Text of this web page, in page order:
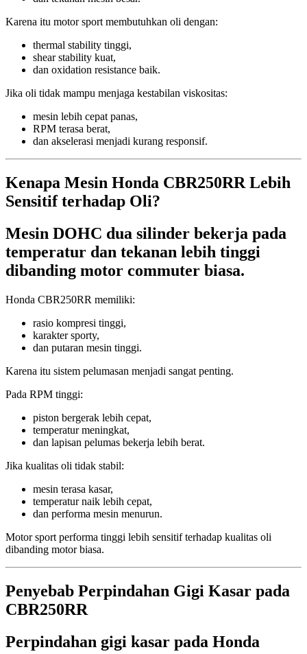
Karena itu motor sport membutuhkan oli dengan:
thermal stability tinggi,
shear stability kuat,
dan oxidation resistance baik.
Jika oli tidak mampu menjaga kestabilan viskositas:
mesin lebih cepat panas,
RPM terasa berat,
dan akselerasi menjadi kurang responsif.
Kenapa Mesin Honda CBR250RR Lebih
Sensitif terhadap Oli?
Mesin DOHC dua silinder bekerja pada
temperatur dan tekanan lebih tinggi
dibanding motor commuter biasa.
Honda CBR250RR memiliki:
rasio kompresi tinggi,
karakter sporty,
dan putaran mesin tinggi.
Karena itu sistem pelumasan menjadi sangat penting.
Pada RPM tinggi:
piston bergerak lebih cepat,
temperatur meningkat,
dan lapisan pelumas bekerja lebih berat.
Jika kualitas oli tidak stabil:
mesin terasa kasar,
temperatur naik lebih cepat,
dan performa mesin menurun.
Motor sport performa tinggi lebih sensitif terhadap kualitas oli
dibanding motor biasa.
Penyebab Perpindahan Gigi Kasar pada
CBR250RR
Perpindahan gigi kasar pada Honda